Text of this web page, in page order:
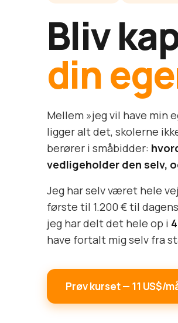
Bliv
din
Mellem »jeg vil have min
ligger alt det, skolerne
berører i småbidder:
vedligeholder den selv,
Jeg har selv været hele
første til 1.200 € til
jeg har delt det hele op i
have fortalt mig selv fra
Prøv kurset — 11 US$/